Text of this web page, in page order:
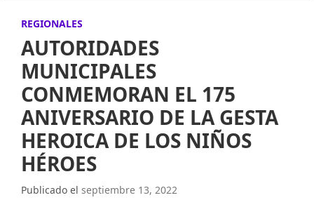
REGIONALES
AUTORIDADES
MUNICIPALES
CONMEMORAN EL 175
ANIVERSARIO DE LA GESTA
HEROICA DE LOS NIÑOS
HÉROES
Publicado el septiembre 13, 2022